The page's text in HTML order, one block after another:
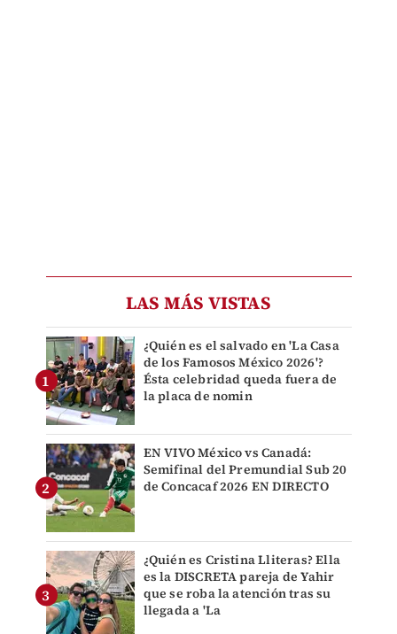
LAS MÁS VISTAS
¿Quién es el salvado en 'La Casa
de los Famosos México 2026'?
Ésta celebridad queda fuera de
la placa de nomin
EN VIVO México vs Canadá:
Semifinal del Premundial Sub 20
de Concacaf 2026 EN DIRECTO
¿Quién es Cristina Lliteras? Ella
es la DISCRETA pareja de Yahir
que se roba la atención tras su
llegada a 'La